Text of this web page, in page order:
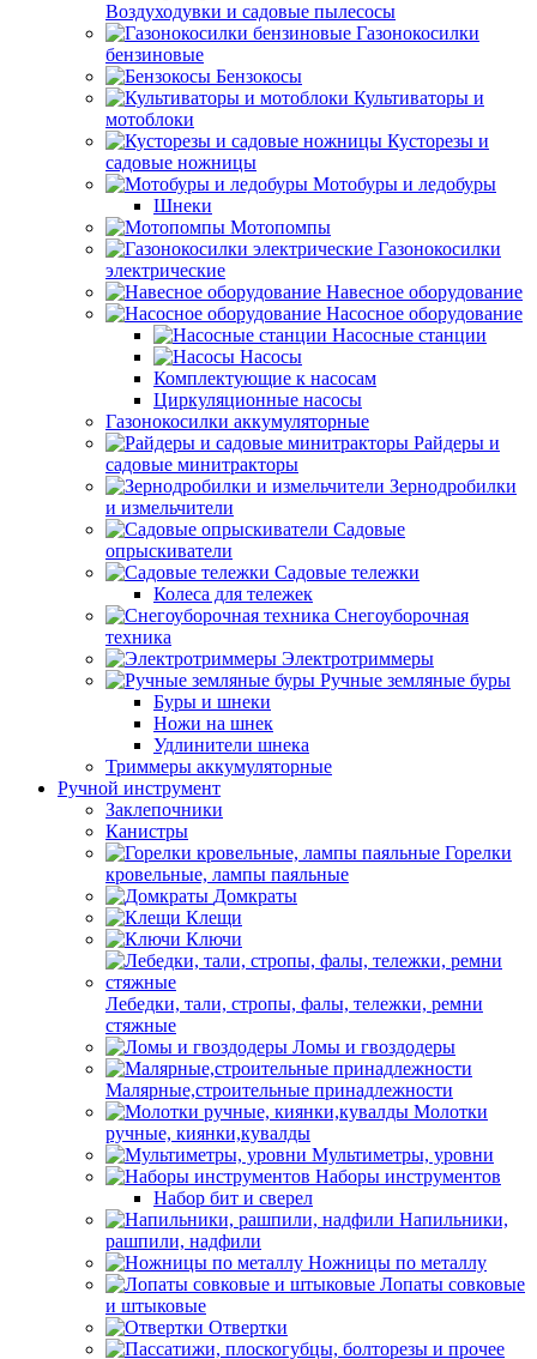
Воздуходувки и садовые пылесосы
Газонокосилки
бензиновые
Бензокосы
Культиваторы и
мотоблоки
Кусторезы и
садовые ножницы
Мотобуры и ледобуры
Шнеки
Мотопомпы
Газонокосилки
электрические
Навесное оборудование
Насосное оборудование
Насосные станции
Насосы
Комплектующие к насосам
Циркуляционные насосы
Газонокосилки аккумуляторные
Райдеры и
садовые минитракторы
Зернодробилки
и измельчители
Садовые
опрыскиватели
Садовые тележки
Колеса для тележек
Снегоуборочная
техника
Электротриммеры
Ручные земляные буры
Буры и шнеки
Ножи на шнек
Удлинители шнека
Триммеры аккумуляторные
Ручной инструмент
Заклепочники
Канистры
Горелки
кровельные, лампы паяльные
Домкраты
Клещи
Ключи
Лебедки, тали, стропы, фалы, тележки, ремни
стяжные
Ломы и гвоздодеры
Малярные,строительные принадлежности
Молотки
ручные, киянки,кувалды
Мультиметры, уровни
Наборы инструментов
Набор бит и сверел
Напильники,
рашпили, надфили
Ножницы по металлу
Лопаты совковые
и штыковые
Отвертки